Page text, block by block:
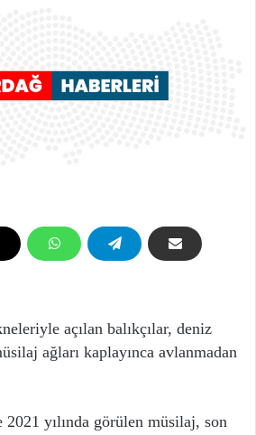
açılan balıkçılar, deniz
ağları kaplayınca avlanmadan
yılında görülen müsilaj, son